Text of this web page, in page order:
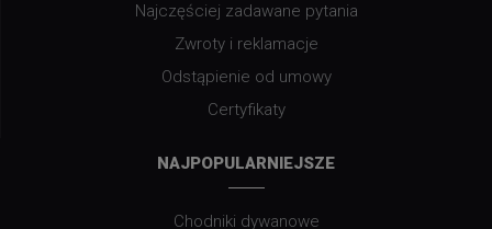
Najczęściej zadawane pytania
Zwroty i reklamacje
Odstąpienie od umowy
Certyfikaty
NAJPOPULARNIEJSZE
Chodniki dywanowe